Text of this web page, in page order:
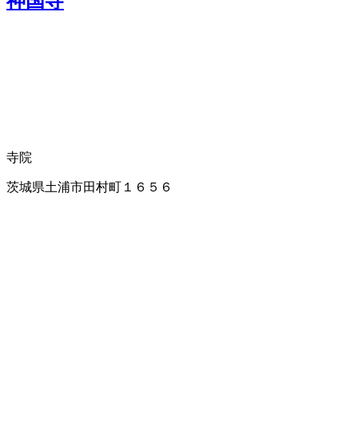
寺院
茨城県土浦市田村町１６５６